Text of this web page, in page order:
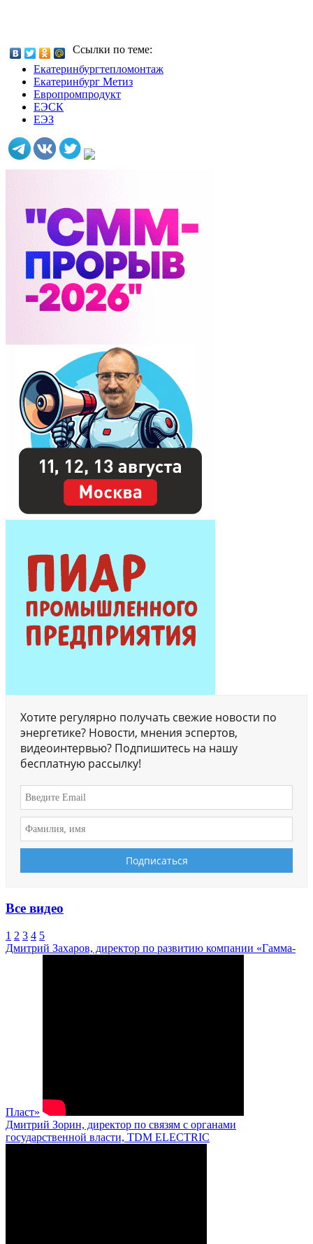
Ссылки по теме:
Екатеринбургтепломонтаж
Екатеринбург Метиз
Европромпродукт
ЕЭСК
ЕЭЗ
Хотите регулярно получать свежие новости по
энергетике? Новости, мнения эспертов,
видеоинтервью? Подпишитесь на нашу
бесплатную рассылку!
Все видео
1 2 3 4 5
Дмитрий Захаров, директор по развитию компании «Гамма-
Пласт»
Дмитрий Зорин, директор по связям с органами
государственной власти, TDM ELECTRIC